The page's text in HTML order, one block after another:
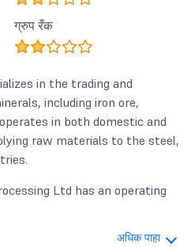
ग्रुप रँक
in the trading and
including iron ore,
in both domestic and
raw materials to the steel,
Ltd has an operating
अधिक पाहा